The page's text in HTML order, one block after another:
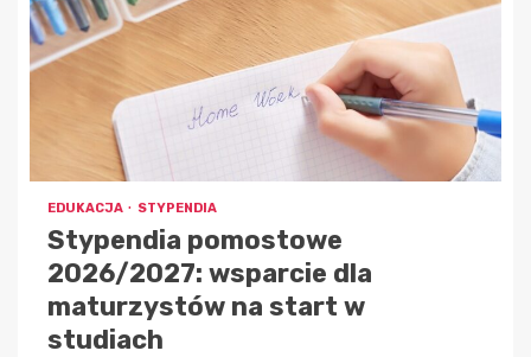
EDUKACJA STYPENDIA
Stypendia pomostowe
2026/2027: wsparcie dla
maturzystów na start w
studiach